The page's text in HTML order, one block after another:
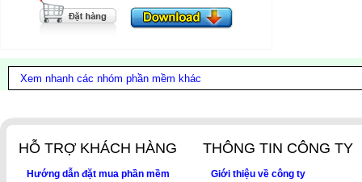
HỖ TRỢ KHÁCH HÀNG
Hướng dẫn đặt mua phần mềm
THÔNG TIN CÔNG TY
Giới thiệu về công ty